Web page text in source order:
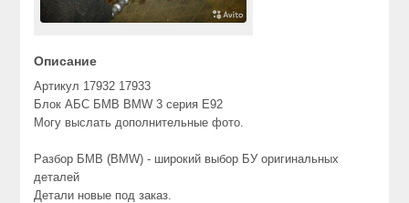
Описание
Артикул 17932 17933
Блок АБС БМВ BMW 3 серия E92
Могу выслать дополнительные фото.
Разбор БМВ (BMW) - широкий выбор БУ оригинальных
деталей
Детали новые под заказ.